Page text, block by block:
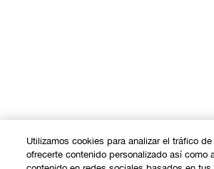
Utilizamos cookies para analizar el tráfico
ofrecerte contenido personalizado así como